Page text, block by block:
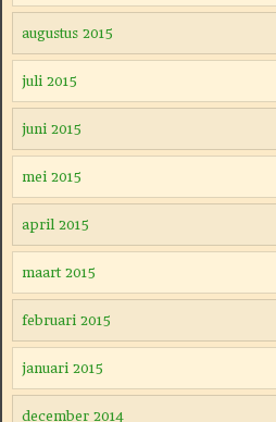
augustus 2015
juli 2015
juni 2015
mei 2015
april 2015
maart 2015
februari 2015
januari 2015
december 2014